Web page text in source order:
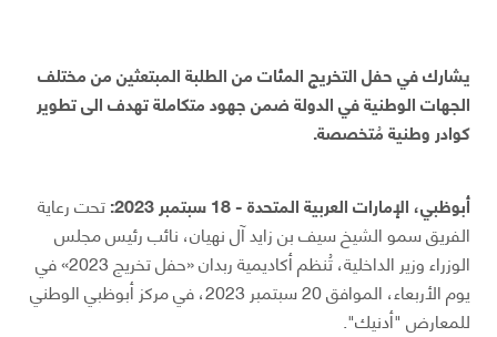
يشارك في حفل التخريج المئات من الطلبة المبتعثين من مختلف
الجهات الوطنية في الدولة ضمن جهود متكاملة تهدف الى تطوير
كوادر وطنية مُتخصصة.
أبوظبي، الإمارات العربية المتحدة - 18 سبتمبر 2023:
تحت رعاية
الفريق سمو الشيخ سيف بن زايد آل نهيان، نائب رئيس مجلس
الوزراء وزير الداخلية، تُنظم أكاديمية ربدان «حفل تخريج 2023» في
يوم الأربعاء، الموافق 20 سبتمبر 2023، في مركز أبوظبي الوطني
للمعارض "أدنيك".